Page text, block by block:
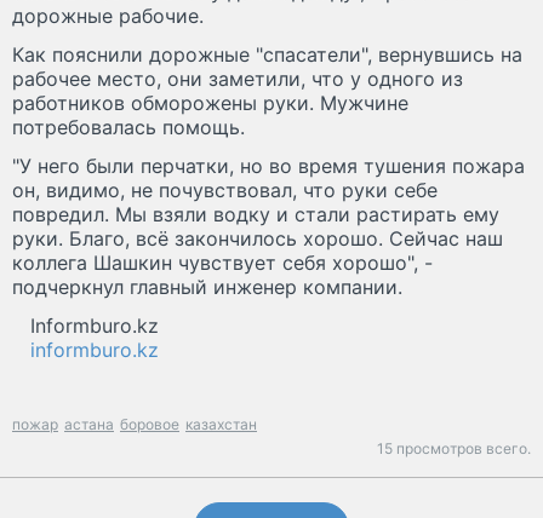
дорожные рабочие.
Как пояснили дорожные "спасатели", вернувшись на
рабочее место, они заметили, что у одного из
работников обморожены руки. Мужчине
потребовалась помощь.
"У него были перчатки, но во время тушения пожара
он, видимо, не почувствовал, что руки себе
повредил. Мы взяли водку и стали растирать ему
руки. Благо, всё закончилось хорошо. Сейчас наш
коллега Шашкин чувствует себя хорошо", -
подчеркнул главный инженер компании.
Informburo.kz
informburo.kz
пожар астана боровое казахстан
15 просмотров всего.